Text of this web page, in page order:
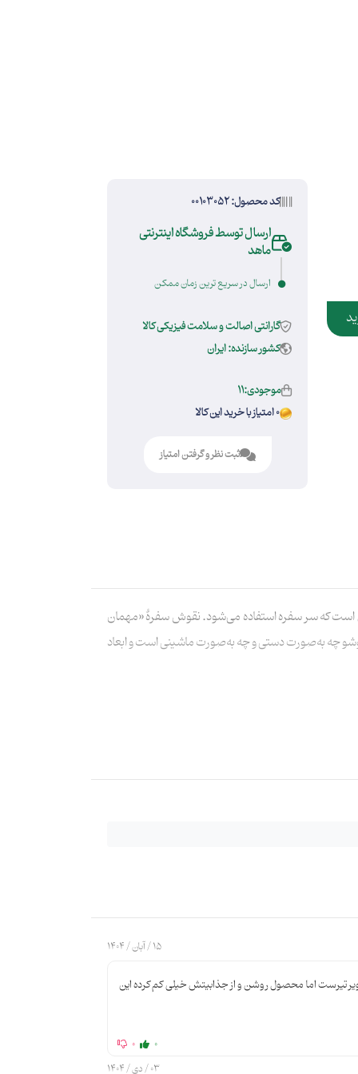
کد محصول: 00103052
ارسال توسط فروشگاه اینترنتی
ماهد
ارسال در سریع ترین زمان ممکن
گارانتی اصالت و سلامت فیزیکی کالا
کشور سازنده: ایران
موجودی:11
0 امتیاز با خرید این کالا
ثبت نظر و گرفتن امتیاز
است که سر سفره استفاده می‌شود. نقوش سفرهٔ «مهمان
چه به‌صورت دستی و چه به‌صورت ماشینی است و ابعاد
15 / آبان / 1404
تیرست اما محصول روشن و از جذابیتش خیلی کم کرده این
0
0
03 / دی / 1404